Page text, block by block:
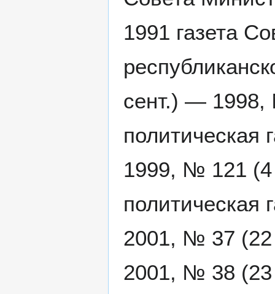
1991 газета
сент.) — 1998,
политическая
1999, № 121 (4
2001, № 37 (22
2001, № 38